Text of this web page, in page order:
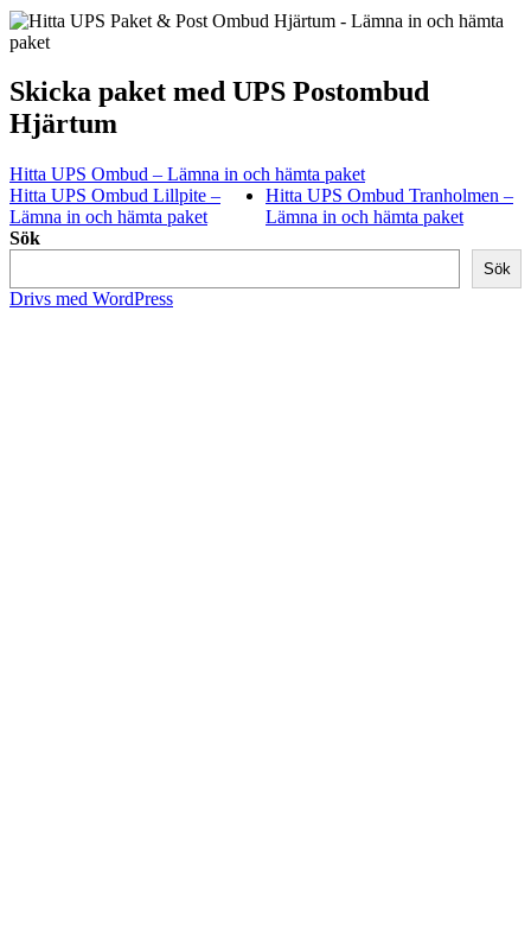
Skicka paket med UPS Postombud
Hjärtum
Hitta UPS Ombud – Lämna in och hämta paket
Hitta UPS Ombud Lillpite –
Lämna in och hämta paket
Hitta UPS Ombud Tranholmen –
Lämna in och hämta paket
Sök
Sök
Drivs med WordPress